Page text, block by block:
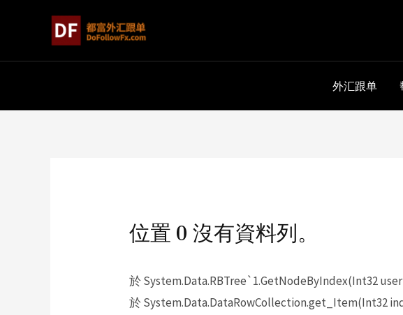
外汇跟单
位置 0 沒有資料列。
於 System.Data.RBTree`1.GetNodeByIndex(Int32
於 System.Data.DataRowCollection.get_Item(Int32